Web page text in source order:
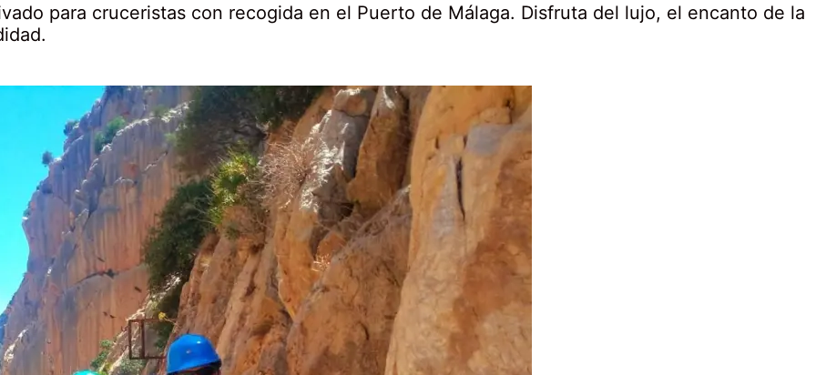
para cruceristas con recogida en el Puerto de Málaga. Disfruta del lujo, el encanto de la